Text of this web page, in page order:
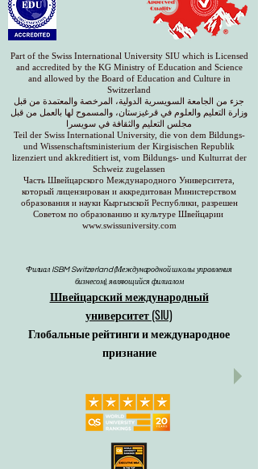
Part of the Swiss International University SIU which is Licensed
and accredited by the KG Ministry of Education and Science
and allowed by the Board of Education and Culture in
Switzerland
جزء من الجامعة السويسرية الدولية، المرخصة والمعتمدة من قبل
وزارة التعليم والعلوم في قرغيزستان، والمسموح لها بالعمل من قبل
مجلس التعليم والثقافة في سويسرا
Teil der Swiss International University, die von dem Bildungs-
und Wissenschaftsministerium der Kirgisischen Republik
lizenziert und akkreditiert ist, vom Bildungs- und Kulturrat der
Schweiz zugelassen
Часть Швейцарского Международного Университета,
который лицензирован и аккредитован Министерством
образования и науки Кыргызской Республики, разрешен
Советом по образованию и культуре Швейцарии
www.swissuniversity.com
Филиал ISBM Switzerland (Международной школы управления
бизнесом), являющийся филиалом
Швейцарский международный
университет (SIU)
Глобальные рейтинги и международное
признание